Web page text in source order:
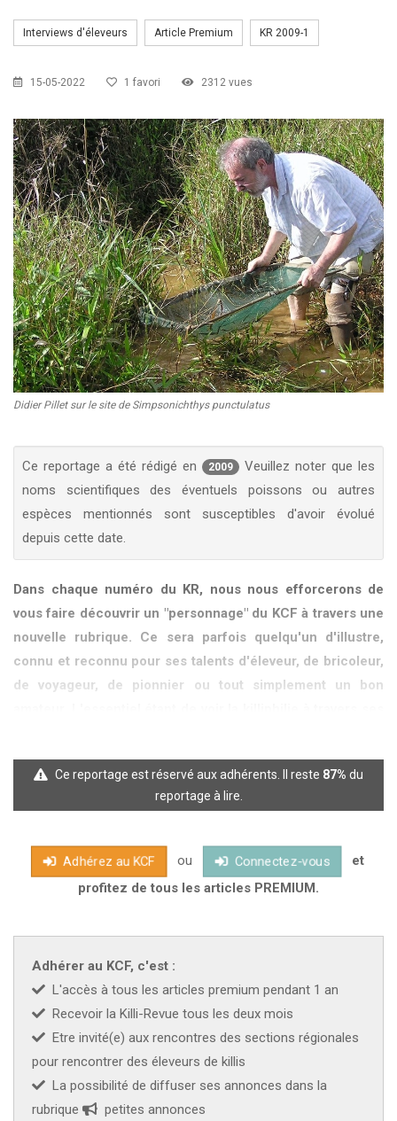
16-18 oct 2026 APK PORTUGAL :Congrès de l'APK 2026
22 août 2026 KCF EST :RDV à Nancy chez Denis !En savoir +
29 août 2026
KCF NORD :Réunion de Rentrée du KCF NordEn
savoir +
5-6 sep 2026
SKS SUÈDE, DANEMARK, FINLANDE :Congrès
de la SKS 2026
12 sep 2026
KCF ÎLE DE FRANCE :Réunion KCF Ile de France
de SeptembreEn savoir +
13 sep 2026
KCF NORMANDIE : Réunion de Section En
savoir +
CZKA 2026
25-27 sep 2026 KCF FRANCE :52ème congrès du KCF
16-18 oct 2026 APK PORTUGAL : Congrès de l'APK 2026
Interviews d'éleveurs Article Premium KR 2009-1
15-05-2022 1 favori 2312 vues
Didier Pillet sur le site de Simpsonichthys punctulatus
Ce reportage a été rédigé en 2009
Veuillez noter que les
noms scientifiques des éventuels poissons ou autres
espèces mentionnés sont susceptibles d'avoir évolué
depuis cette date.
Dans chaque numéro du KR, nous nous efforcerons de
vous faire découvrir un "personnage" du KCF à travers une
nouvelle rubrique. Ce sera parfois quelqu'un d'illustre,
connu et reconnu pour ses talents d'éleveur, de bricoleur,
de voyageur, de pionnier ou tout simplement un bon
lui, au sein de cette passion qui nous réunit.
Nous commencerons cette série avec une interview de Didier
Pillet, qui a bien voulu se soumettre au feu des questions pour
personnage charismatique s'il en est, s'est spécialisé dans
l'élevage des annuels sud américains (Les fameux A.SA) en
d'espèces jusqu'alors inédites au KCF. Non content d'être le
porte parole d'une famille de poissons méconnue, il part
régulièrement au Brésil pour enrichir la collectivité de ses
expériences et arracher à ses animaux, les secrets qu'ils
gardent précieusement au fond de leurs biotopes.Pascal
Lakermi : Depuis combien de temps pratiques-tu l'aquariophilie
?Didier Pi
Ce reportage est réservé aux adhérents. Il reste 87% du
reportage à lire.
Adhérez au KCF ou Connectez-vous
et
profitez de tous les articles PREMIUM.
Adhérer au KCF, c'est :
L'accès à tous les articles premium pendant 1 an
Recevoir la Killi-Revue tous les deux mois
Etre invité(e) aux rencontres des sections régionales
pour rencontrer des éleveurs de killis
La possibilité de diffuser ses annonces dans la
rubrique
petites annonces